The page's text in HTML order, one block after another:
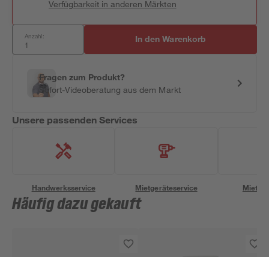
Verfügbarkeit in anderen Märkten
Anzahl: In den Warenkorb
Fragen zum Produkt?
Sofort-Videoberatung aus dem Markt
Unsere passenden Services
Handwerksservice Mietgeräteservice
Häufig dazu gekauft